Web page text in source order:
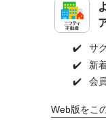
✔️
サ
✔️
新
✔️
会
Web版をこ
路線・駅を
個人
ヘル